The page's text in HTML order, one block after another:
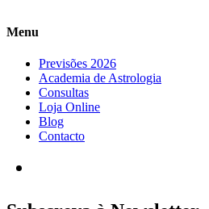
Menu
Previsões 2026
Academia de Astrologia
Consultas
Loja Online
Blog
Contacto